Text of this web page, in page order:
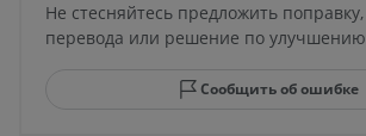
Не стесняйтесь предложить
перевода или решение по улучшению
Сообщить об ошибке